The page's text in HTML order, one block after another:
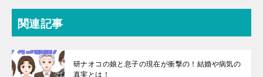
関連記事
研ナオコの娘と息子の現在が衝撃の！結婚や病気の
真実とは！